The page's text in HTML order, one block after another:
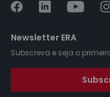
Newsletter ERA
Subscreva e seja o